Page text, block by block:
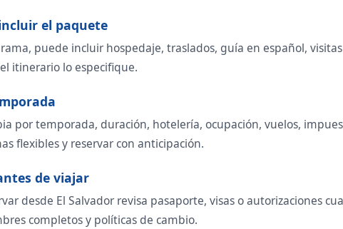
el paquete
puede incluir hospedaje, traslados, guía en español,
itinerario lo especifique.
por temporada, duración, hotelería, ocupación, vuelos,
flexibles y reservar con anticipación.
de viajar
desde El Salvador revisa pasaporte, visas o autorizaciones
completos y políticas de cambio.